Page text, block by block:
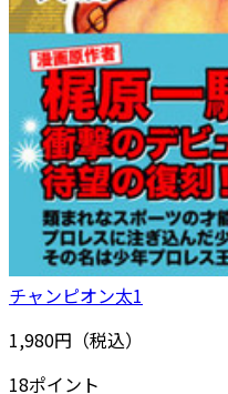
チャンピオン太1
1,980円（税込）
18ポイント